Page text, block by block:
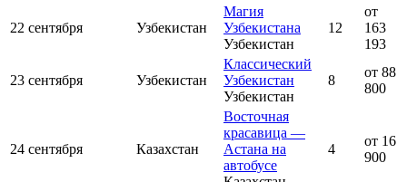
22 сентября Узбекистан
Магия
Узбекистана
Узбекистан
12
от
163
193
23 сентября Узбекистан
Классический
Узбекистан
Узбекистан
8
от 88
800
24 сентября Казахстан
Восточная
красавица —
Астана на
автобусе
4
от 16
900